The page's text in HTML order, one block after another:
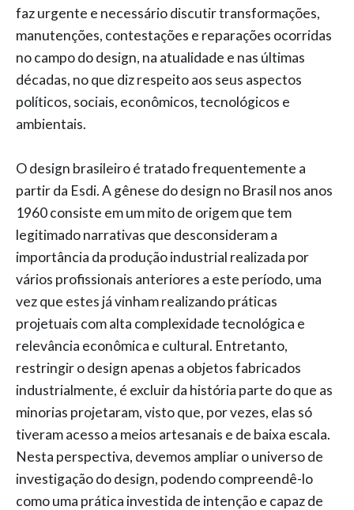
faz urgente e necessário discutir transformações,
manutenções, contestações e reparações ocorridas
no campo do design, na atualidade e nas últimas
décadas, no que diz respeito aos seus aspectos
políticos, sociais, econômicos, tecnológicos e
ambientais.
O design brasileiro é tratado frequentemente a
partir da Esdi. A gênese do design no Brasil nos anos
1960 consiste em um mito de origem que tem
legitimado narrativas que desconsideram a
importância da produção industrial realizada por
vários profissionais anteriores a este período, uma
vez que estes já vinham realizando práticas
projetuais com alta complexidade tecnológica e
relevância econômica e cultural. Entretanto,
restringir o design apenas a objetos fabricados
industrialmente, é excluir da história parte do que as
minorias projetaram, visto que, por vezes, elas só
tiveram acesso a meios artesanais e de baixa escala.
Nesta perspectiva, devemos ampliar o universo de
investigação do design, podendo compreendê-lo
como uma prática investida de intenção e capaz de